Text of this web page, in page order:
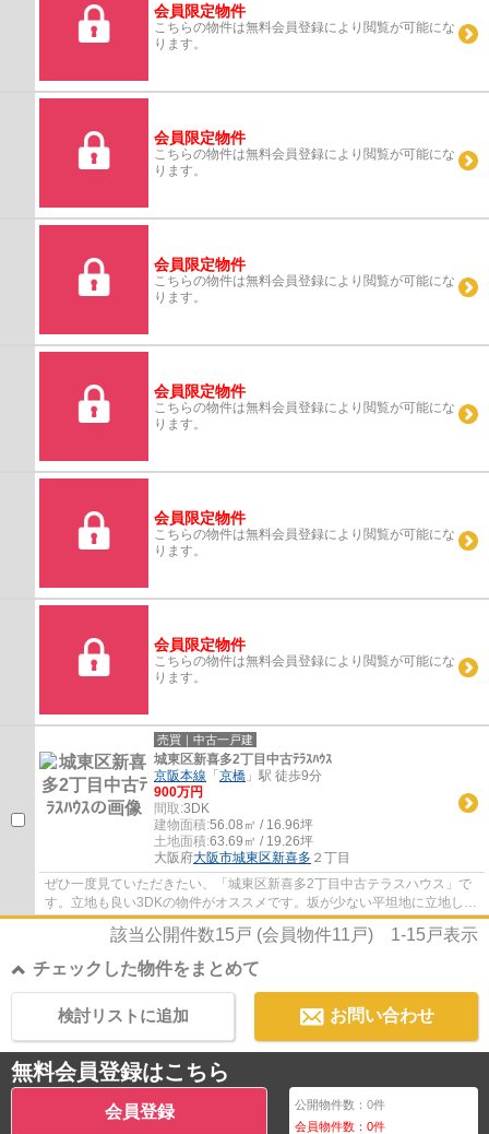
会員限定物件
こちらの物件は無料会員登録により閲覧が可能にな
ります。
会員限定物件
こちらの物件は無料会員登録により閲覧が可能にな
ります。
会員限定物件
こちらの物件は無料会員登録により閲覧が可能にな
ります。
会員限定物件
こちらの物件は無料会員登録により閲覧が可能にな
ります。
会員限定物件
こちらの物件は無料会員登録により閲覧が可能にな
ります。
会員限定物件
こちらの物件は無料会員登録により閲覧が可能にな
ります。
売買｜中古一戸建
城東区新喜多2丁目中古ﾃﾗｽﾊｳｽ
京阪本線 「 京橋 」駅 徒歩9分
900万円
間取:3DK
建物面積:56.08㎡ / 16.96坪
土地面積:63.69㎡ / 19.26坪
大阪府大阪市城東区新喜多 ２丁目
ぜひ一度見ていただきたい、「城東区新喜多2丁目中古テラスハウス」で
す。立地も良い3DKの物件がオススメです。坂が少ない平坦地に立地して
います。中古戸建て物件でリーズナブルかつ...
該当公開件数15 戸 (会員物件11 戸) 1-15 戸表示
チェックした物件をまとめて
お問い合わせ
検討リストに追加
無料会員登録はこちら
会員登録 公開物件数：0件
会員物件数：0件